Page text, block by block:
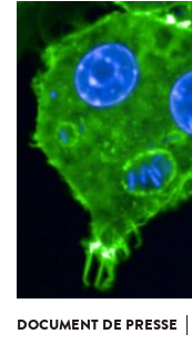
DOCUMENT DE PRESSE